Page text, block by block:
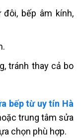
bếp âm kính,
tránh thay cả bo
bếp từ uy tín Hà
trung tâm sửa
chọn phù hợp.